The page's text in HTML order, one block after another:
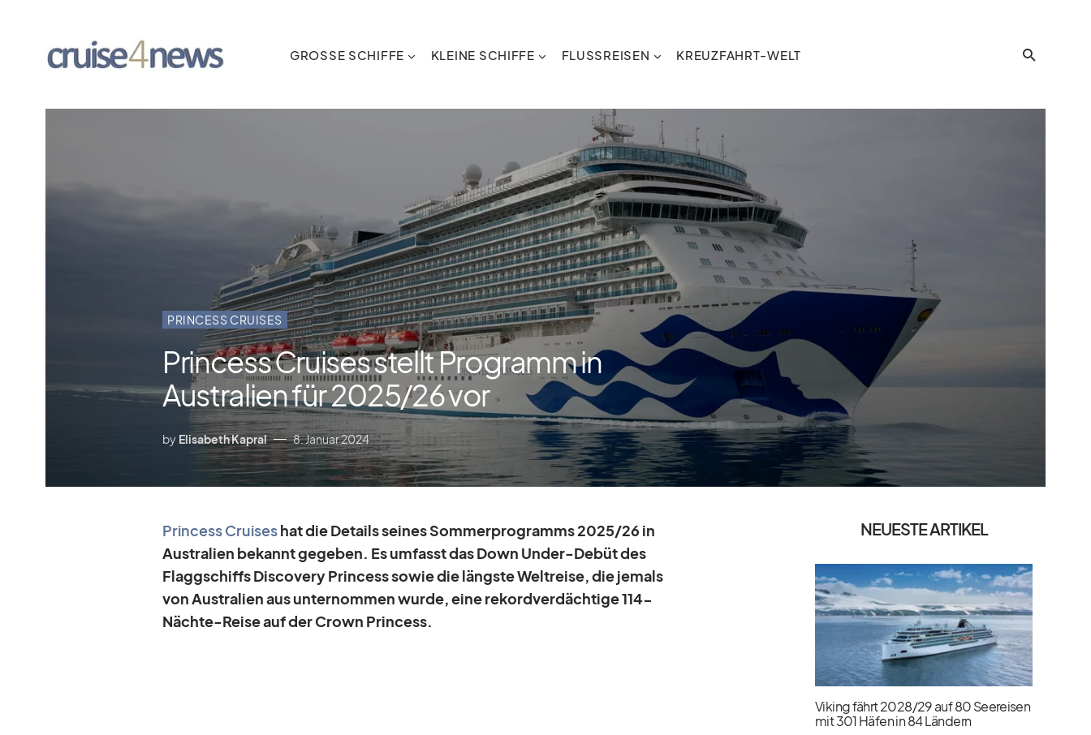
GROSSE SCHIFFE KLEINE SCHIFFE FLUSSREISEN KREUZFAHRT-WELT
PRINCESS CRUISES
Princess Cruises stellt Programm in
Australien für 2025/​26 vor
by Elisabeth Kapral 8. Januar 2024
Prin­cess Crui­seshat die De­tails sei­nes Som­mer­pro­gramms 2025/​26 in
Aus­tra­lien be­kannt ge­ge­ben. Es um­fasst das Down Un­der-De­büt des
Flagg­schiffs Dis­co­very Prin­cess so­wie die längste Welt­reise, die je­mals
von Aus­tra­lien aus un­ter­nom­men wurde, eine re­kord­ver­däch­tige 114-
Nächte-Reise auf der Crown Prin­cess.
NEUESTE ARTIKEL
Viking fährt 2028/​29 auf 80 Seereisen
mit 301 Häfen in 84 Ländern